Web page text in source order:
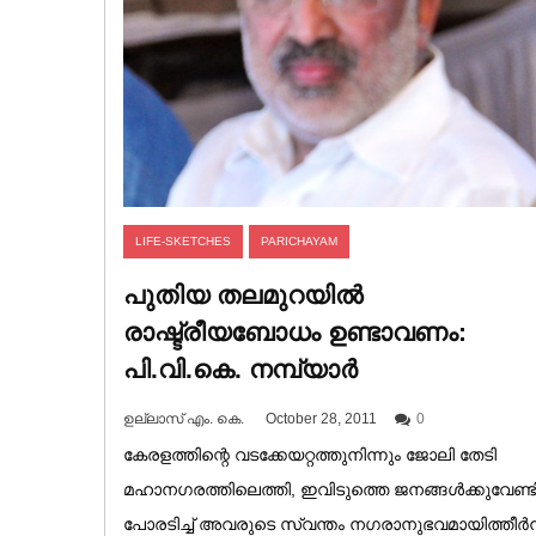
LIFE-SKETCHES PARICHAYAM
പുതിയ തലമുറയിൽ
രാഷ്ട്രീയബോധം ഉണ്ടാവണം:
പി.വി.കെ. നമ്പ്യാർ
ഉല്ലാസ് എം. കെ. October 28, 2011 0
കേരളത്തിന്റെ വടക്കേയറ്റത്തുനിന്നും ജോലി തേടി
മഹാനഗരത്തിലെത്തി, ഇവിടുത്തെ
പോരടിച്ച് അവരുടെ സ്വന്തം